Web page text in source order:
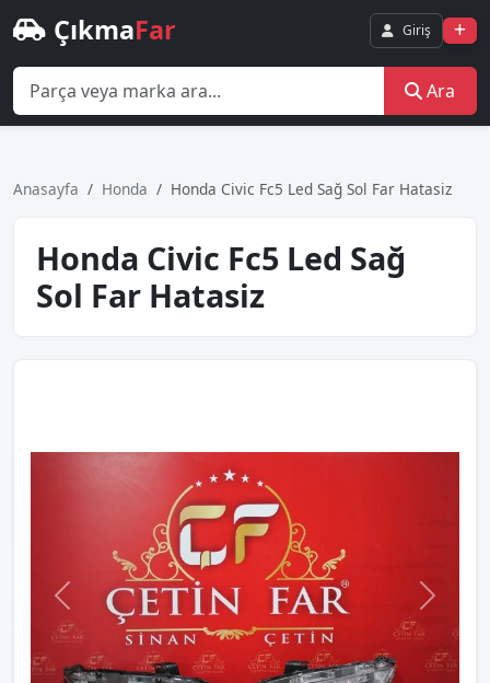
ÇıkmaFar Giriş
Ara
Anasayfa Honda Honda Civic Fc5 Led Sağ Sol Far Hatasiz
Honda Civic Fc5 Led Sağ
Sol Far Hatasiz